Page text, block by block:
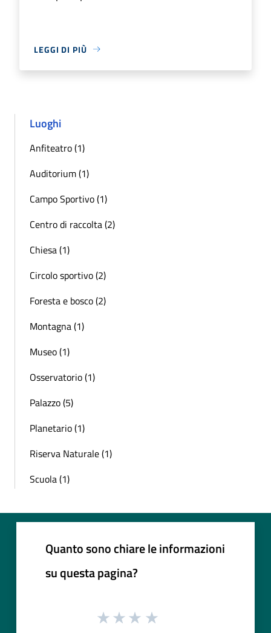
LEGGI DI PIÙ
Luoghi
Anfiteatro (1)
Auditorium (1)
Campo Sportivo (1)
Centro di raccolta (2)
Chiesa (1)
Circolo sportivo (2)
Foresta e bosco (2)
Montagna (1)
Museo (1)
Osservatorio (1)
Palazzo (5)
Planetario (1)
Riserva Naturale (1)
Scuola (1)
Quanto sono chiare le informazioni
su questa pagina?